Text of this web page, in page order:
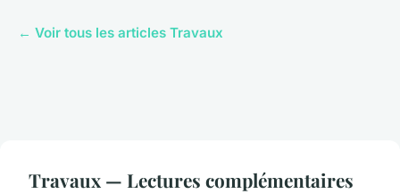
← Voir tous les articles Travaux
Travaux — Lectures complémentaires